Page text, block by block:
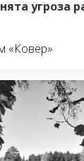
угроза
«Ковёр»